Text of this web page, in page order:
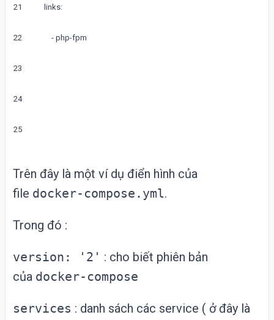
21
22
23
24
25
links:
- php-fpm
Trên đây là một ví dụ điển hình của
file docker-compose.yml.
Trong đó :
version: '2' : cho biết phiên bản
của docker-compose
services : danh sách các service ( ở đây là